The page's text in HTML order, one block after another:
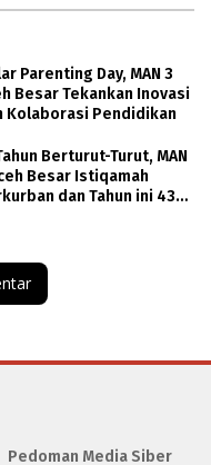
Parenting Day, MAN 3
Besar Tekankan Inovasi
Kolaborasi Pendidikan
Berturut-Turut, MAN
Besar Istiqamah
dan Tahun ini 430
Pedoman Media Siber